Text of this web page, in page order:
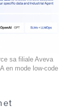
sa filiale Aveva
en mode low-code
et